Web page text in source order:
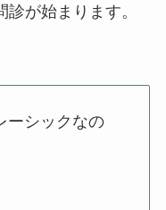
が始まります。
ーシックなの